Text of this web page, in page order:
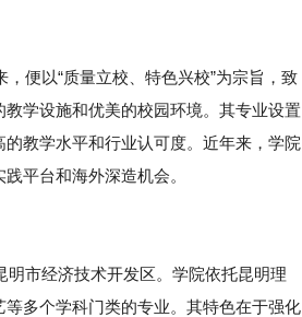
便以“质量立校、特色兴校”为宗旨，致
学设施和优美的校园环境。其专业设置
教学水平和行业认可度。近年来，学院
平台和海外深造机会。
市经济技术开发区。学院依托昆明理
多个学科门类的专业。其特色在于强化